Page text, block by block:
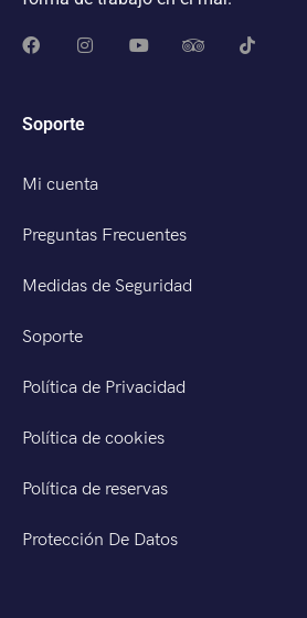
Soporte
Mi cuenta
Preguntas Frecuentes
Medidas de Seguridad
Soporte
Política de Privacidad
Política de cookies
Política de reservas
Protección De Datos